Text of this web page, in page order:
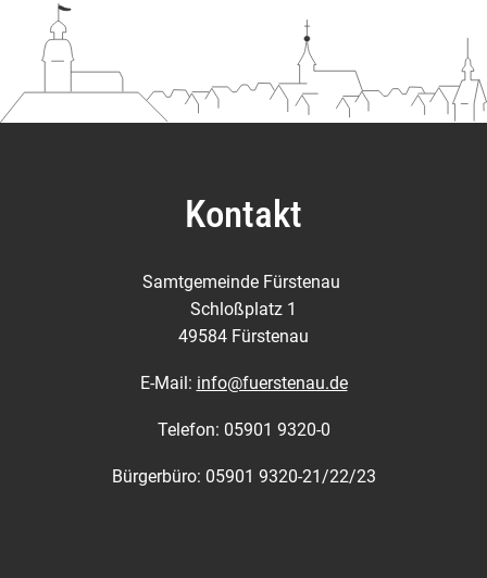
Kontakt
Samtgemeinde Fürstenau
Schloßplatz 1
49584 Fürstenau
E-Mail: info@fuerstenau.de
Telefon: 05901 9320-0
Bürgerbüro: 05901 9320-21/22/23